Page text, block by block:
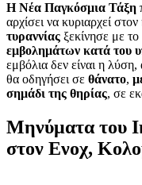
Η Νέα Παγκόσμια Τάξη
αρχίσει να κυριαρχεί
τυραννίας ξεκίνησε με
εμβολημάτων κατά του
εμβόλια δεν είναι η
θα οδηγήσει σε θάνατο,
σημάδι της θηρίας, σε
Μηνύματα του
στον Ενοχ,